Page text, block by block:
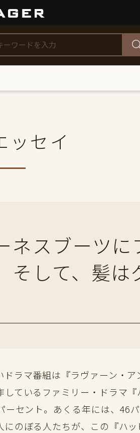
ッセイ
スブーツ
して、髪は
ラマ番組は『ラヴァーン・
ているファミリー・ドラマ
ーセント。あくる年には、46
のぼる人たちが、この『ハ